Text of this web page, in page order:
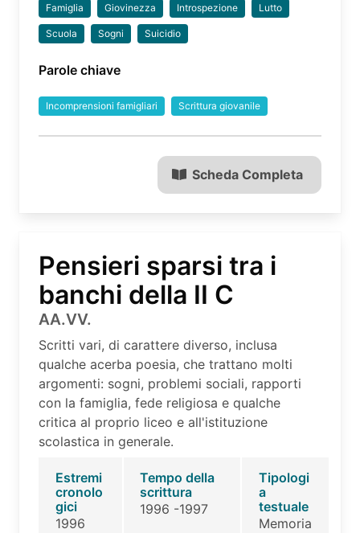
Famiglia Giovinezza Introspezione Lutto
Scuola Sogni Suicidio
Parole chiave
Incomprensioni famigliari Scrittura giovanile
Scheda Completa
Pensieri sparsi tra i
banchi della II C
AA.VV.
Scritti vari, di carattere diverso, inclusa
qualche acerba poesia, che trattano molti
argomenti: sogni, problemi sociali, rapporti
con la famiglia, fede religiosa e qualche
critica al proprio liceo e all'istituzione
scolastica in generale.
Estremi
cronolo
gici
1996
Tempo della
scrittura
1996 -1997
Tipologi
a
testuale
Memoria